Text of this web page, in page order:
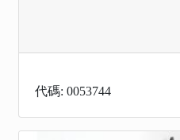
代碼: 0053744